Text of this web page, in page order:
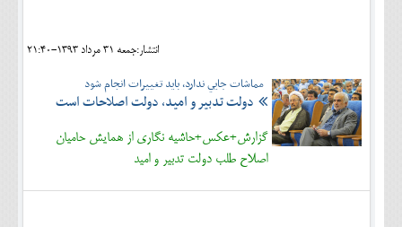
انتشار:جمعه 31 مرداد 1393-21:40
مماشات جايي ندارد، بايد تغييرات انجام شود
دولت تدبير و اميد، دولت اصلاحات است
گزارش+عکس+حاشیه نگاری از همايش حاميان
اصلاح طلب دولت تدبير و اميد